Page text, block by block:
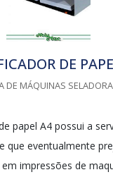
DE
DE MÁQUINAS
papel A4 possui a
que eventualmente
impressões de